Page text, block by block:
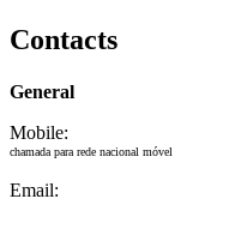
Contacts
General
Mobile:
chamada para rede nacional móvel
Email: